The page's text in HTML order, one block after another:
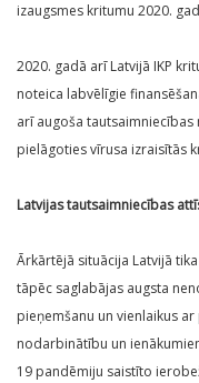
izaugsmes kritumu 2020.
2020. gadā arī Latvijā IKP
noteica labvēlīgie
arī augoša
pielāgoties vīrusa izraisītās
Latvijas tautsaimniecības
Ārkārtējā situācija Latvijā
tāpēc saglabājas augsta
pieņemšanu un vienlaikus
nodarbinātību un
19 pandēmiju saistīto